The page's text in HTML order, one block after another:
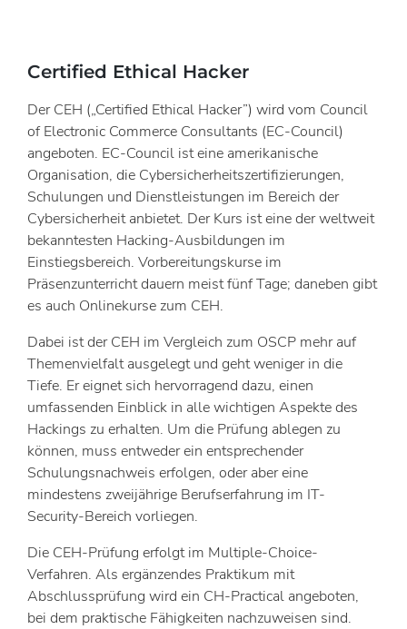
Certified Ethical Hacker
Der CEH („Certified Ethical Hacker”) wird vom Council
of Electronic Commerce Consultants (EC-Council)
angeboten. EC-Council ist eine amerikanische
Organisation, die Cybersicherheitszertifizierungen,
Schulungen und Dienstleistungen im Bereich der
Cybersicherheit anbietet. Der Kurs ist eine der weltweit
bekanntesten Hacking-Ausbildungen im
Einstiegsbereich. Vorbereitungskurse im
Präsenzunterricht dauern meist fünf Tage; daneben gibt
es auch Onlinekurse zum CEH.
Dabei ist der CEH im Vergleich zum OSCP mehr auf
Themenvielfalt ausgelegt und geht weniger in die
Tiefe. Er eignet sich hervorragend dazu, einen
umfassenden Einblick in alle wichtigen Aspekte des
Hackings zu erhalten. Um die Prüfung ablegen zu
können, muss entweder ein entsprechender
Schulungsnachweis erfolgen, oder aber eine
mindestens zweijährige Berufserfahrung im IT-
Security-Bereich vorliegen.
Die CEH-Prüfung erfolgt im Multiple-Choice-
Verfahren. Als ergänzendes Praktikum mit
Abschlussprüfung wird ein CH-Practical angeboten,
bei dem praktische Fähigkeiten nachzuweisen sind.